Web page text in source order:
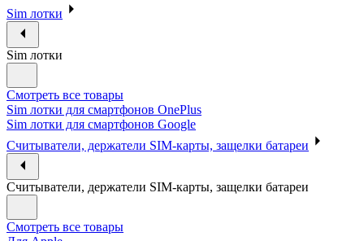
Sim лотки
Sim лотки
Смотреть все товары
Sim лотки для смартфонов OnePlus
Sim лотки для смартфонов Google
Считыватели, держатели SIM-карты, защелки батареи
Считыватели, держатели SIM-карты, защелки батареи
Смотреть все товары